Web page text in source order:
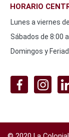
HORARIO
Lunes a viernes
Sábados de 8:00
Domingos y
REDES
SOCIALES